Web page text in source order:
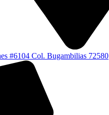
#6104 Col. Bugambilias 72580